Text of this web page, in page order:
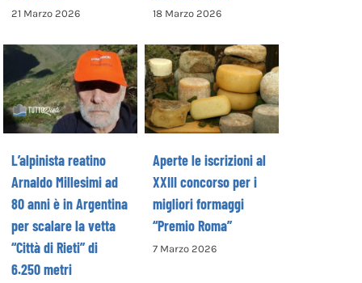
21 Marzo 2026 18 Marzo 2026
L’alpinista
Millesimi ad 80
anni è in
Argentina per
scalare la vetta
6.250 metri
L’alpinista reatino
Arnaldo Millesimi ad
80 anni è in Argentina
per scalare la vetta
“Città di Rieti” di
6.250 metri
iscrizioni al XXIII
concorso per i
migliori
formaggi
Aperte le iscrizioni al
XXIII concorso per i
migliori formaggi
“Premio Roma”
7 Marzo 2026